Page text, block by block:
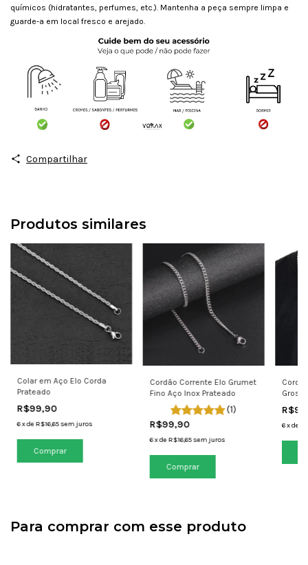
químicos (hidratantes, perfumes, etc.). Mantenha a peça sempre limpa e
guarde-a em local fresco e arejado.
Compartilhar
Produtos similares
Colar em Aço Elo Corda
Prateado
R$99,90
6xdeR$16,65sem juros
Comprar
Cordão Corrente Elo Grumet
Fino Aço Inox Prateado
(1)
R$99,90
6xdeR$16,65 sem juros
Comprar
6xde
Para comprar com esse produto